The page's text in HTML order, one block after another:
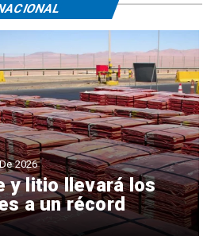
y litio llevará los
a un récord
2026